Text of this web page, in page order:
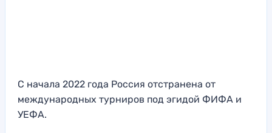
С начала 2022 года Россия отстранена от
международных турниров под эгидой ФИФА и
УЕФА.